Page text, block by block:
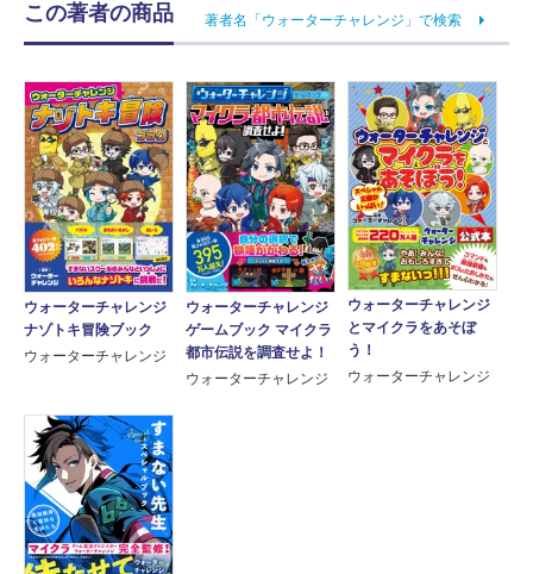
この著者の商品 著者名「ウォーターチャレンジ」で検索
ウォーターチャレンジ
ナゾトキ冒険ブック
ウォーターチャレンジ
ウォーターチャレンジ
ゲームブック マイクラ
都市伝説を調査せよ！
ウォーターチャレンジ
ウォーターチャレンジ
とマイクラをあそぼ
う！
ウォーターチャレンジ